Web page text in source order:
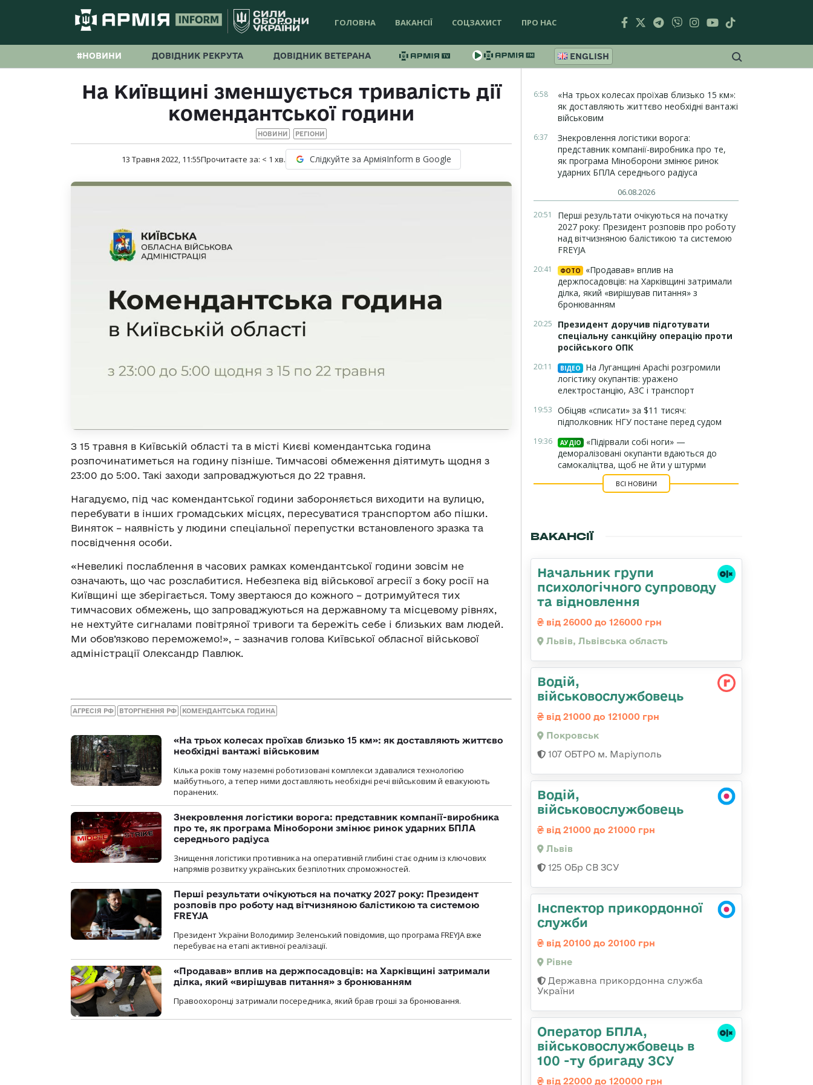
ГОЛОВНА ВАКАНСІЇ СОЦЗАХИСТ ПРО НАС
#НОВИНИ ДОВІДНИК РЕКРУТА ДОВІДНИК ВЕТЕРАНА ENGLISH
На Київщині зменшується тривалість дії
комендантської години
НОВИНИ РЕГІОНИ
13 Травня 2022, 11:55Прочитаєте за: < 1 хв. Слідкуйте за АрміяInform в Google
З 15 травня в Київській області та в місті Києві комендантська година
розпочинатиметься на годину пізніше. Тимчасові обмеження діятимуть щодня з
23:00 до 5:00. Такі заходи запроваджуються до 22 травня.
Нагадуємо, під час комендантської години забороняється виходити на вулицю,
перебувати в інших громадських місцях, пересуватися транспортом або пішки.
Виняток – наявність у людини спеціальної перепустки встановленого зразка та
посвідчення особи.
«Невеликі послаблення в часових рамках комендантської години зовсім не
означають, що час розслабитися. Небезпека від військової агресії з боку росії на
Київщині ще зберігається. Тому звертаюся до кожного – дотримуйтеся тих
тимчасових обмежень, що запроваджуються на державному та місцевому рівнях,
не нехтуйте сигналами повітряної тривоги та бережіть себе і близьких вам людей.
Ми обов’язково переможемо!», – зазначив голова Київської обласної військової
адміністрації Олександр Павлюк.
АГРЕСІЯ РФ ВТОРГНЕННЯ РФ КОМЕНДАНТСЬКА ГОДИНА
«На трьох колесах проїхав близько 15 км»: як доставляють життєво
необхідні вантажі військовим
Кілька років тому наземні роботизовані комплекси здавалися технологією
майбутнього, а тепер ними доставляють необхідні речі військовим й евакуюють
поранених.
Знекровлення логістики ворога: представник компанії-виробника
про те, як програма Міноборони змінює ринок ударних БПЛА
середнього радіуса
Знищення логістики противника на оперативній глибині стає одним із ключових
напрямів розвитку українських безпілотних спроможностей.
Перші результати очікуються на початку 2027 року: Президент
розповів про роботу над вітчизняною балістикою та системою
FREYJA
Президент України Володимир Зеленський повідомив, що програма FREYJA вже
перебуває на етапі активної реалізації.
«Продавав» вплив на держпосадовців: на Харківщині затримали
ділка, який «вирішував питання» з бронюванням
Правоохоронці затримали посередника, який брав гроші за бронювання.
6:58
«На трьох колесах проїхав близько 15 км»:
як доставляють життєво необхідні вантажі
військовим
6:37
Знекровлення логістики ворога:
представник компанії-виробника про те,
як програма Міноборони змінює ринок
ударних БПЛА середнього радіуса
06.08.2026
20:51
Перші результати очікуються на початку
2027 року: Президент розповів про роботу
над вітчизняною балістикою та системою
FREYJA
20:41 ФОТО
«Продавав» вплив на
держпосадовців: на Харківщині затримали
ділка, який «вирішував питання» з
бронюванням
20:25
Президент доручив підготувати
спеціальну санкційну операцію проти
російського ОПК
20:11 ВІДЕО
На Луганщині Apachi розгромили
логістику окупантів: уражено
електростанцію, АЗС і транспорт
19:53 Обіцяв «списати» за $11 тисяч:
підполковник НГУ постане перед судом
19:36 АУДІО
«Підірвали собі ноги» —
деморалізовані окупанти вдаються до
самокаліцтва, щоб не йти у штурми
ВСІ НОВИНИ
ВАКАНСІЇ
Начальник групи
психологічного супроводу
та відновлення
від 26000 до 126000 грн
Львів, Львівська область
Водій,
військовослужбовець
від 21000 до 121000 грн
Покровськ
107 ОБТРО м. Маріуполь
Водій,
військовослужбовець
від 21000 до 21000 грн
Львів
125 ОБр СВ ЗСУ
Інспектор прикордонної
служби
від 20100 до 20100 грн
Рівне
Державна прикордонна служба
України
Оператор БПЛА,
військовослужбовець в
100 -ту бригаду ЗСУ
від 22000 до 120000 грн